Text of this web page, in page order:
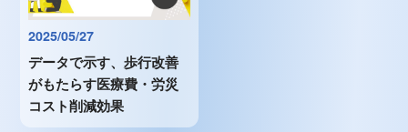
2025/05/27
データで示す、歩行改善
がもたらす医療費・労災
コスト削減効果